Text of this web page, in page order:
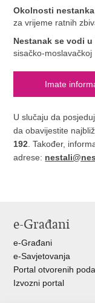
Okolnosti
za vrijeme ratnih
Nestanak se vodi u
sisačko-moslavačkoj
Imate
U slučaju da
da obavijestite
192. Također,
adrese:
e-Građani
e-Građani
e-Savjetovanja
Portal otvorenih
Izvozni portal